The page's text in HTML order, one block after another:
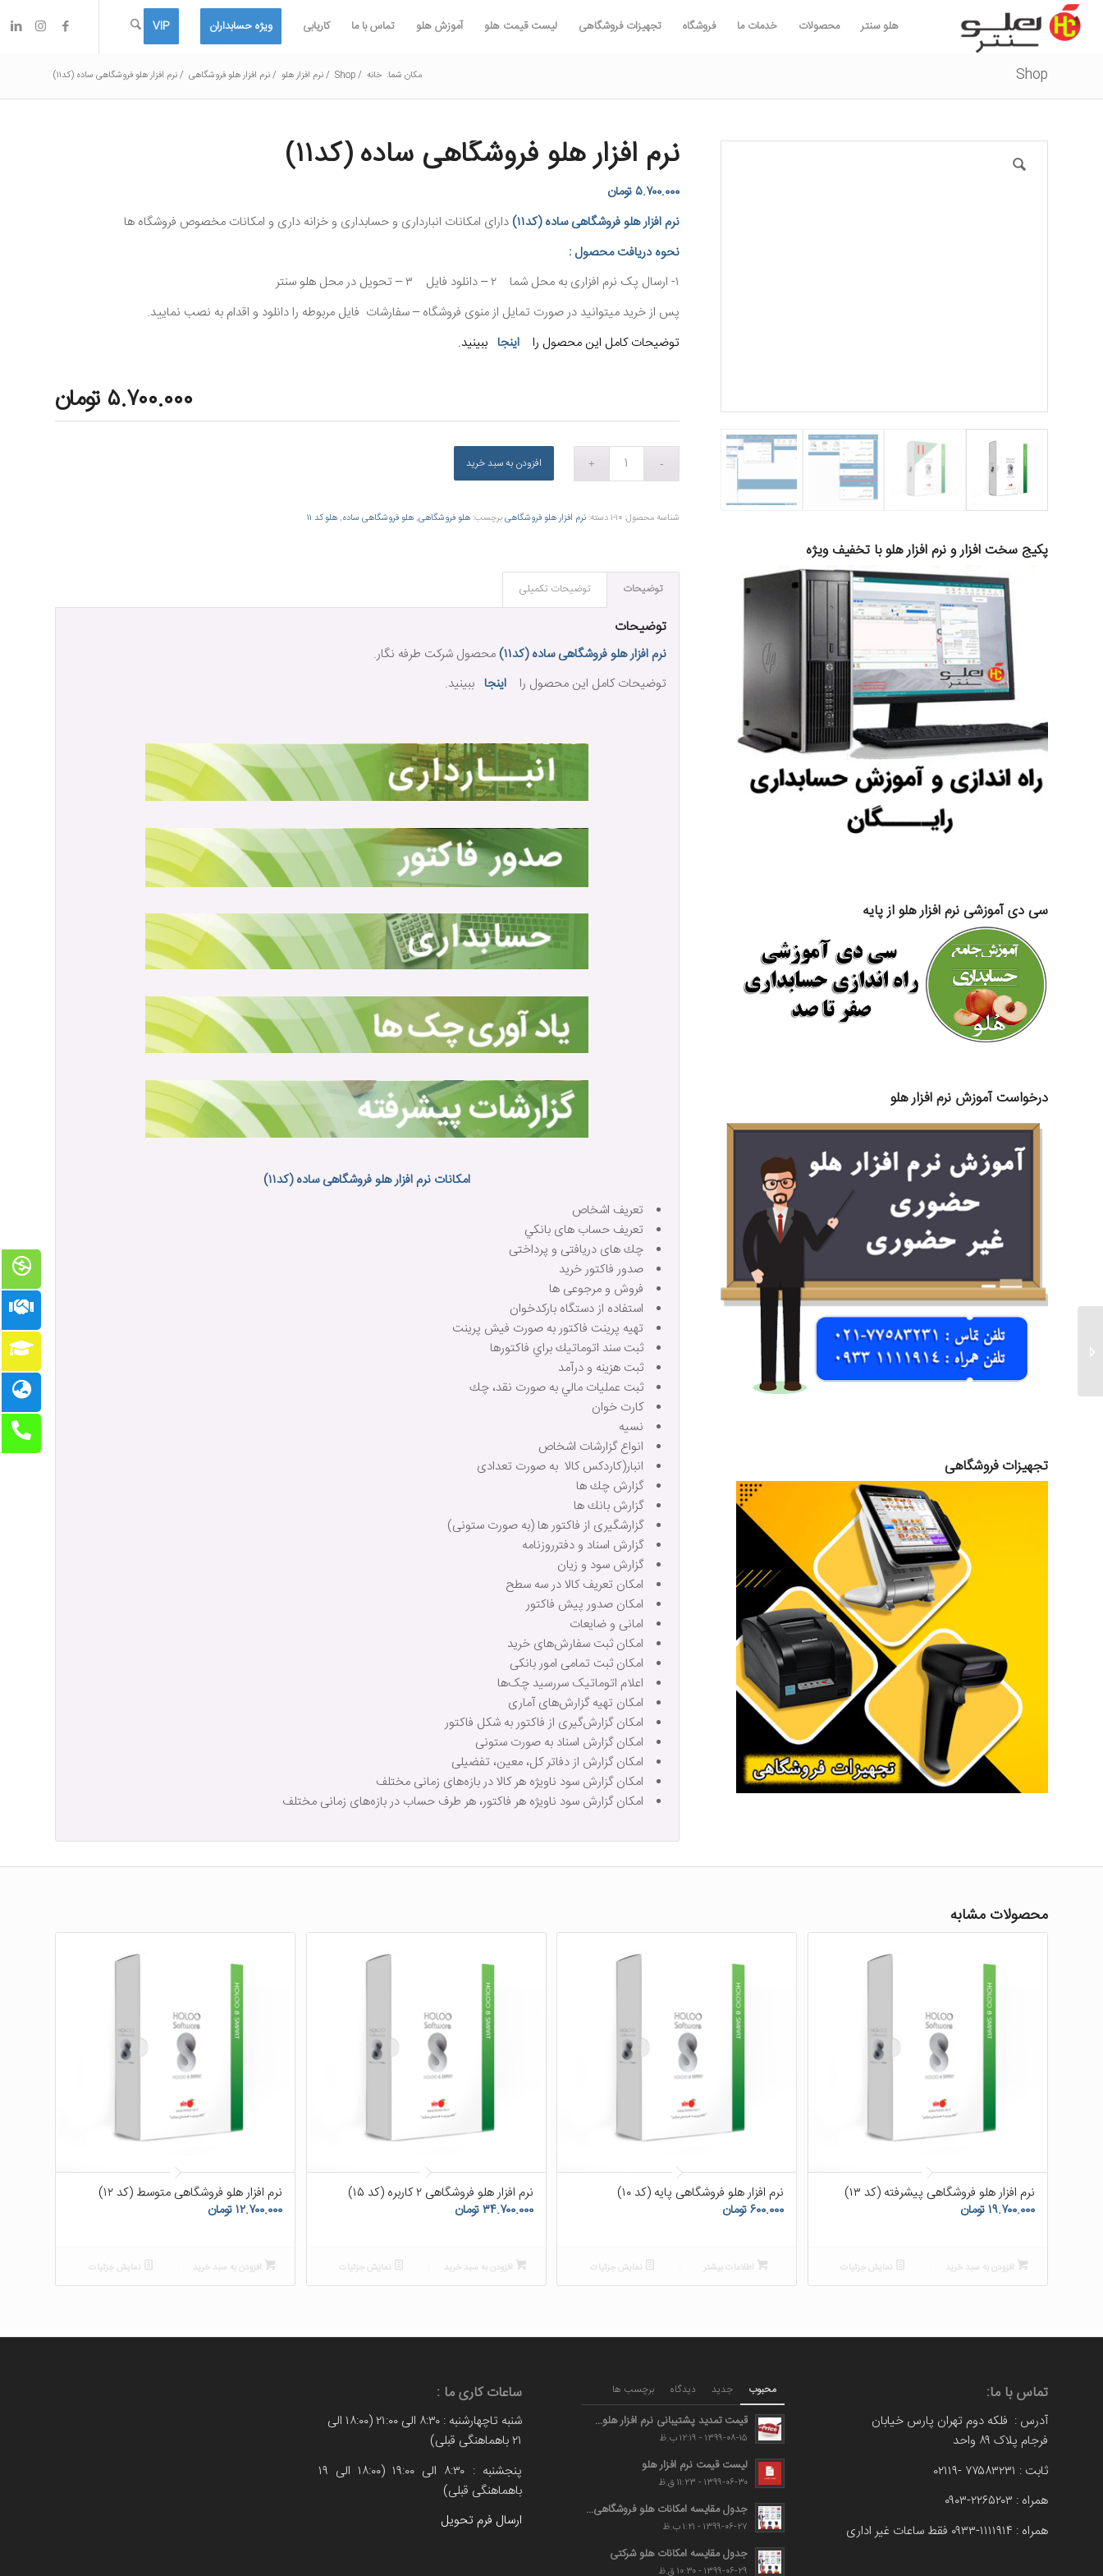
هلو سنتر محصولات خدمات ما فروشگاه تجهیزات فروشگاهی لیست قیمت هلو آموزش هلو تماس با ما کاریابی ویژه حسابداران VIP
Shop مکان شما: خانه /
Shop
/نرم افزار هلو /نرم افزار هلو فروشگاهی /نرم افزار هلو فروشگاهی ساده (کد۱۱)
پکیج سخت افزار و نرم افزار هلو با تخفیف ویژه
سی دی آموزشی نرم افزار هلو از پایه
درخواست آموزش نرم افزار هلو
تجهیزات فروشگاهی
نرم افزار هلو فروشگاهی ساده (کد۱۱)
۵.۷۰۰.۰۰۰ تومان
نرم افزار هلو فروشگاهی ساده (کد۱۱)
دارای امکانات انبارداری و حسابداری و خزانه داری و امکانات مخصوص فروشگاه ها
نحوه دریافت محصول :
۱- ارسال پک نرم افزاری به محل شما ۲ – دانلود فایل ۳ – تحویل در محل هلو سنتر
پس از خرید میتوانید در صورت تمایل از منوی فروشگاه – سفارشات فایل مربوطه را دانلود و اقدام به نصب نمایید.
توضیحات کامل این محصول را
اینجاببینید.
۵.۷۰۰.۰۰۰ تومان
افزودن به سبد خرید
شناسه محصول:۱۰-۱ دسته:نرم افزار هلو فروشگاهیبرچسب:هلو فروشگاهی,هلو فروشگاهی ساده,هلو کد ۱۱
توضیحات توضیحات تکمیلی
توضیحات
نرم افزار هلو فروشگاهی ساده (کد۱۱)
محصول شرکت طرفه نگار.
توضیحات کامل این محصول را
اینجاببینید.
امکانات نرم افزار هلو فروشگاهی ساده (کد۱۱)
تعريف اشخاص
تعريف حساب های بانكي
چك های دريافتی و پرداختی
صدور فاكتور خريد
فروش و مرجوعی ها
استفاده از دستگاه باركدخوان
تهيه پرينت فاكتور به صورت فيش پرينت
ثبت سند اتوماتيك براي فاكتورها
ثبت هزينه و درآمد
ثبت عمليات مالي به صورت نقد، چك
كارت خوان
نسيه
انواع گزارشات اشخاص
انبار(كاردكس كالا به صورت تعدادی
گزارش چك ها
گزارش بانك ها
گزارشگيری از فاكتور ها (به صورت ستونی)
گزارش اسناد و دفترروزنامه
گزارش سود و زیان
امکان تعریف کالا در سه سطح
امکان صدور پیش فاکتور
امانی و ضایعات
امکان ثبت سفارش‌های خرید
امکان ثبت تمامی امور بانکی
اعلام اتوماتیک سررسید چک‌ها
امکان تهیه گزارش‌های آماری
امکان گزارش‌گیری از فاکتور به شکل فاکتور
امکان گزارش اسناد به صورت ستونی
امکان گزارش از دفاتر کل، معین، تفضیلی
امکان گزارش سود ناویژه هر کالا در بازه‌های زمانی مختلف
امکان گزارش سود ناویژه هر فاکتور، هر طرف حساب در بازه‌های زمانی مختلف
محصولات مشابه
۵.۰۰
نرم افزار هلو فروشگاهی پیشرفته (کد ۱۳)
۱۹.۷۰۰.۰۰۰تومان
افزودن به سبد خرید نمایش جزئیات
۵.۰۰
نرم افزار هلو فروشگاهی پایه (کد ۱۰)
۶۰۰.۰۰۰تومان
اطلاعات بیشتر نمایش جزئیات
۵.۰۰
نرم افزار هلو فروشگاهی ۲ کاربره (کد ۱۵)
۳۴.۷۰۰.۰۰۰تومان
افزودن به سبد خرید نمایش جزئیات
۵.۰۰
نرم افزار هلو فروشگاهی متوسط (کد ۱۲)
۱۲.۷۰۰.۰۰۰تومان
افزودن به سبد خرید نمایش جزئیات
تماس با ما:
آدرس : فلکه دوم تهران پارس خیابان
فرجام پلاک ۸۹ واحد
ثابت : ۷۷۵۸۳۲۳۱ -۰۲۱۱۹
همراه : ۲۲۶۵۲۰۳-۰۹۰۳
همراه : ۱۱۱۱۹۱۴-۰۹۳۳ فقط ساعات غیر اداری
محبوب جدید دیدگاه برچسب ها
قیمت تمدید پشتیبانی نرم افزار هلو...
۱۳۹۹-۰۸-۱۵ - ۱۲:۱۹ ب.ظ
لیست قیمت نرم افزار هلو
۱۳۹۹-۰۶-۳۰ - ۱۱:۲۳ ق.ظ
جدول مقایسه امکانات هلو فروشگاهی...
۱۳۹۹-۰۶-۲۷ - ۱:۲۱ ب.ظ
جدول مقایسه امکانات هلو شرکتی
۱۳۹۹-۰۶-۲۹ - ۱۰:۳۰ ق.ظ
ساعات کاری ما :
شنبه تاچهارشنبه : ۸:۳۰ الی ۲۱:۰۰ (۱۸:۰۰ الی
۲۱ باهماهنگی قبلی)
پنجشنبه : ۸:۳۰ الی ۱۹:۰۰ (۱۸:۰۰ الی ۱۹
باهماهنگی قبلی)
ارسال فرم تحویل
نرم افزار هلو فروشگاهی
متوسط (کد ۱۲)